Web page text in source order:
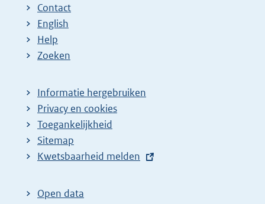
Contact
English
Help
Zoeken
Informatie hergebruiken
Privacy en cookies
Toegankelijkheid
Sitemap
E
t
Kwetsbaarheid melden
Open data